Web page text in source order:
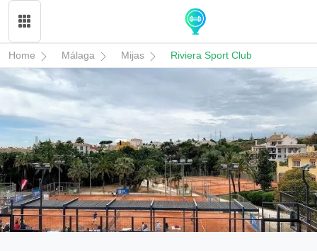
Home Málaga Mijas Riviera Sport Club